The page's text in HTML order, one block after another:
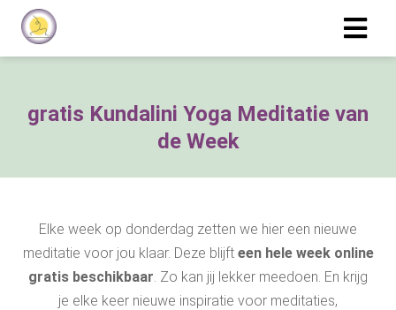
gratis Kundalini Yoga Meditatie van
de Week
Elke week op donderdag zetten we hier een nieuwe
meditatie voor jou klaar. Deze blijft een hele week online
gratis beschikbaar. Zo kan jij lekker meedoen. En krijg
je elke keer nieuwe inspiratie voor meditaties,